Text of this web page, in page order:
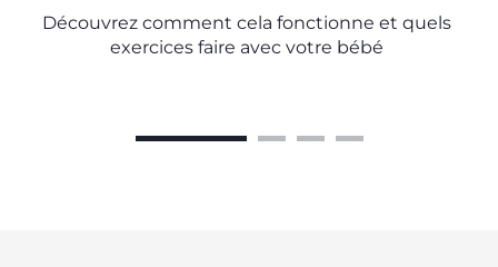
Découvrez comment cela fonctionne et quels
exercices faire avec votre bébé